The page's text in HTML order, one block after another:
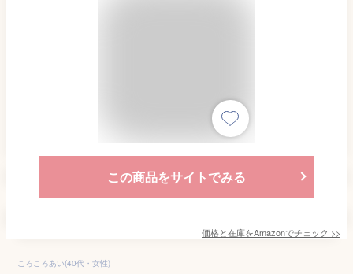
この商品をサイトでみる
価格と在庫をAmazonでチェック >>
ころころあい(40代・女性)